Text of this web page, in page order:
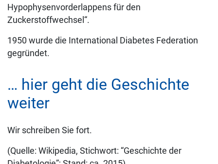
Hypophysenvorderlappens für den
Zuckerstoffwechsel“.
1950 wurde die International Diabetes Federation
gegründet.
… hier geht die Geschichte
weiter
Wir schreiben Sie fort.
(Quelle: Wikipedia, Stichwort: “Geschichte der